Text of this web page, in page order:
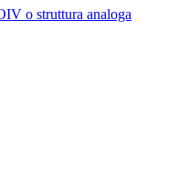
o struttura analoga